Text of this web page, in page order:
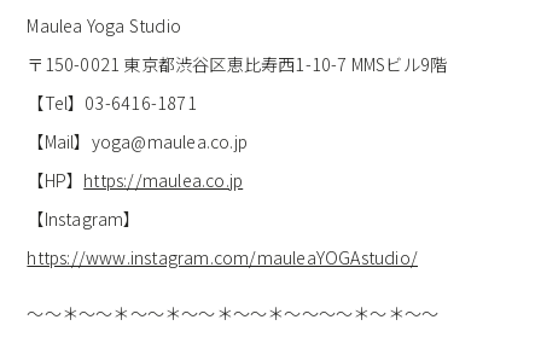
Maulea Yoga Studio
〒150-0021 東京都渋谷区恵比寿西1-10-7 MMSビル9階
【Tel】03-6416-1871
【Mail】yoga@maulea.co.jp
【HP】 https://maulea.co.jp
【Instagram】
https://www.instagram.com/mauleaYOGAstudio/
～～＊～～＊～～＊～～＊～～＊～～～～＊～＊～～